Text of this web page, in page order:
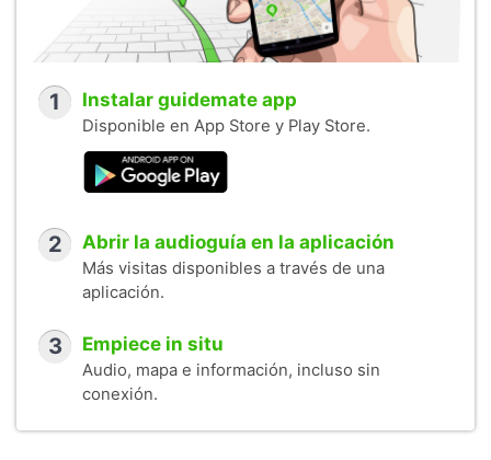
1 Instalar guidemate app
Disponible en App Store y Play Store.
2 Abrir la audioguía en la aplicación
Más visitas disponibles a través de una
aplicación.
3 Empiece in situ
Audio, mapa e información, incluso sin
conexión.